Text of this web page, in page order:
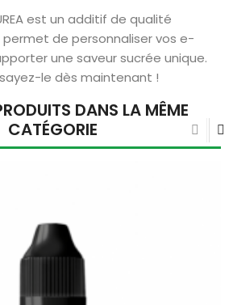
est un additif de qualité
permet de personnaliser vos e-
une saveur sucrée unique.
le dès maintenant !
DANS LA MÊME
CATÉGORIE